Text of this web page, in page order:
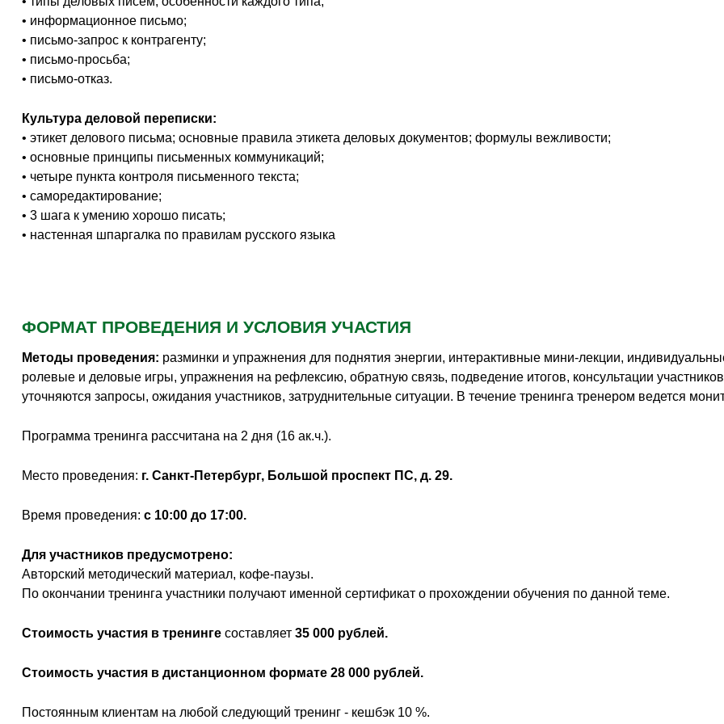
• информационное письмо;
• письмо-запрос к контрагенту;
• письмо-просьба;
• письмо-отказ.
Культура деловой переписки:
• этикет делового письма; основные правила этикета деловых документов; формулы вежливости;
• основные принципы письменных коммуникаций;
• четыре пункта контроля письменного текста;
• саморедактирование;
• 3 шага к умению хорошо писать;
• настенная шпаргалка по правилам русского языка
ФОРМАТ ПРОВЕДЕНИЯ И УСЛОВИЯ УЧАСТИЯ
Методы проведения: разминки и упражнения для поднятия энергии, интерактивные мини-лекции,
ролевые и деловые игры, упражнения на рефлексию, обратную связь, подведение итогов, консультации
уточняются запросы, ожидания участников, затруднительные ситуации. В течение тренинга тренером ведется
Программа тренинга рассчитана на 2 дня (16 ак.ч.).
Место проведения: г. Санкт-Петербург, Большой проспект ПС, д. 29.
Время проведения: с 10:00 до 17:00.
Для участников предусмотрено:
Авторский методический материал, кофе-паузы.
По окончании тренинга участники получают именной сертификат о прохождении обучения по данной теме.
Стоимость участия в тренинге составляет 35 000 рублей.
Стоимость участия в дистанционном формате 28 000 рублей.
Постоянным клиентам на любой следующий тренинг - кешбэк 10 %.